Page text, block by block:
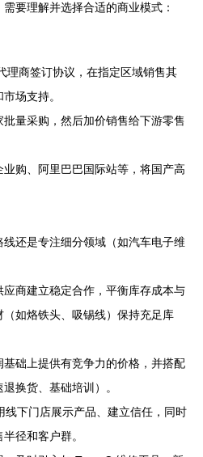
要理解并选择合适的商业模式：
理商签订协议，在指定区域销售其
场支持。
批量采购，然后加价销售给下游零售
业购、阿里巴巴国际站等，将国产高
线还是专注细分领域（如汽车电子维
应商建立稳定合作，平衡库存成本与
如烙铁头、吸锡线）保持充足库
基础上提供有竞争力的价格，并搭配
换货、基础培训）。
线下门店展示产品、建立信任，同时
径和客户群。